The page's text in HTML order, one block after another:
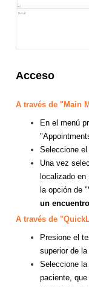
Acceso
A través de "Main
En el menú
Seleccione
Una vez
localizado
la opción de
un
A través de
Presione el
superior de
Seleccione
paciente,